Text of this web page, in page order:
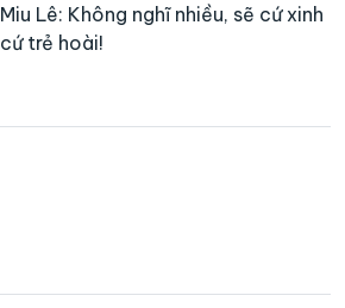
Miu Lê: Không nghĩ nhiều, sẽ cứ xinh
cứ trẻ hoài!